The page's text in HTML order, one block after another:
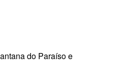
do Paraíso e